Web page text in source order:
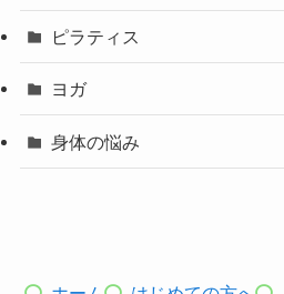
ピラティス
ヨガ
身体の悩み